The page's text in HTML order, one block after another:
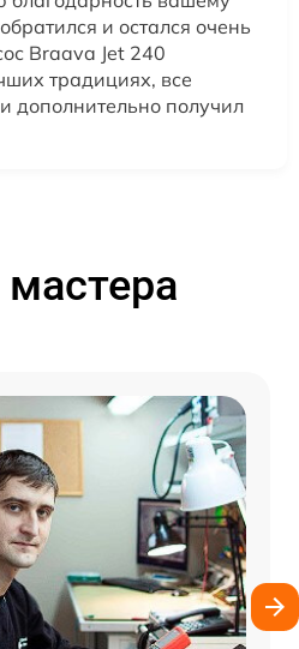
и остался очень
Braava Jet 240
традициях, все
дополнительно получил